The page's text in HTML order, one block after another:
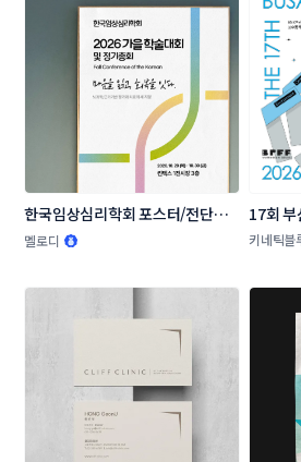
한국임상심리학회 포스터/전단지
콘테스트
멜로디
17회 부
공모
키네틱블